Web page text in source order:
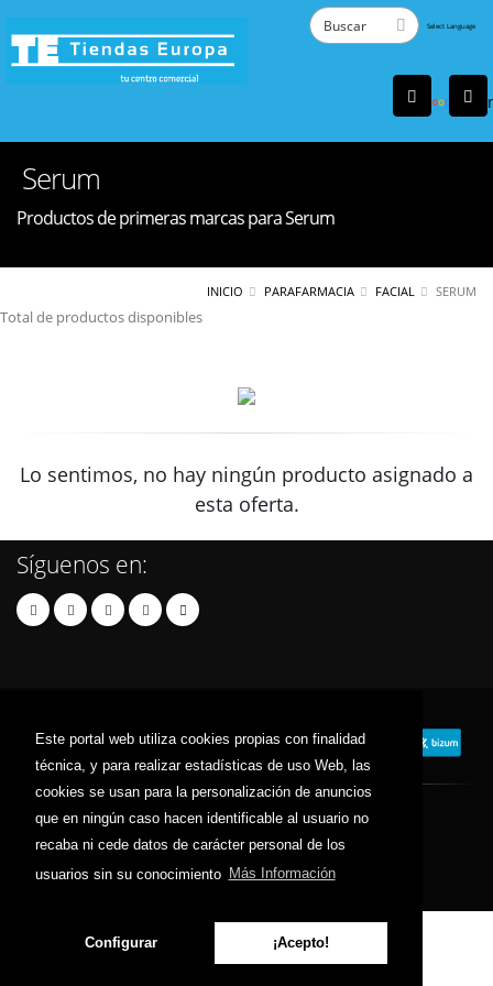
Este portal web utiliza cookies propias con finalidad
técnica, y para realizar estadísticas de uso Web, las
cookies se usan para la personalización de anuncios
que en ningún caso hacen identificable al usuario no
recaba ni cede datos de carácter personal de los
usuarios sin su conocimiento Más Información
Configurar ¡Acepto!
by
Serum
Productos de primeras marcas para Serum
INICIO PARAFARMACIA FACIAL SERUM
Total de productos disponibles
Lo sentimos, no hay ningún producto asignado a
esta oferta.
Síguenos en:
© 2024 tiendaseuropa.com - Todos los derechos reservados.
Política de Cookies
Sitemap